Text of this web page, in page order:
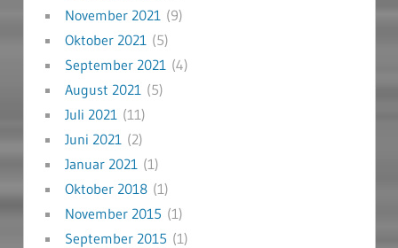
November 2021 (9)
Oktober 2021 (5)
September 2021 (4)
August 2021 (5)
Juli 2021 (11)
Juni 2021 (2)
Januar 2021 (1)
Oktober 2018(1)
November 2015 (1)
September 2015 (1)